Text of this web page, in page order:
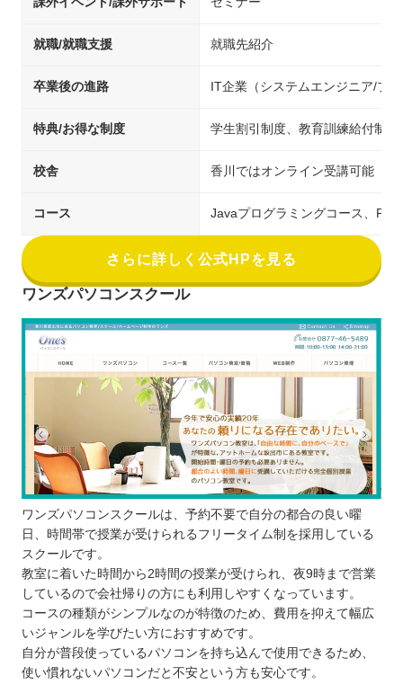
就職/就職支援 就職先紹介
卒業後の進路 IT企業（システムエンジニア/プ
特典/お得な制度 学生割引制度、教育訓練給付制度
校舎 香川ではオンライン受講可能
コース Javaプログラミングコース、
さらに詳しく公式HPを見る
ワンズパソコンスクール
ワンズパソコンスクールは、予約不要で自分の都合の良い曜
日、時間帯で授業が受けられるフリータイム制を採用している
スクールです。
教室に着いた時間から2時間の授業が受けられ、夜9時まで営業
しているので会社帰りの方にも利用しやすくなっています。
コースの種類がシンプルなのが特徴のため、費用を抑えて幅広
いジャンルを学びたい方におすすめです。
自分が普段使っているパソコンを持ち込んで使用できるため、
使い慣れないパソコンだと不安という方も安心です。